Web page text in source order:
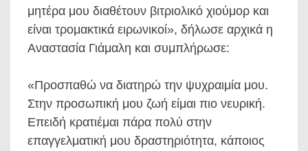
μητέρα μου διαθέτουν βιτριολικό χιούμορ και
είναι τρομακτικά ειρωνικοί», δήλωσε αρχικά η
Αναστασία Γιάμαλη και συμπλήρωσε:
«Προσπαθώ να διατηρώ την ψυχραιμία μου.
Στην προσωπική μου ζωή είμαι πιο νευρική.
Επειδή κρατιέμαι πάρα πολύ στην
επαγγελματική μου δραστηριότητα, κάποιος